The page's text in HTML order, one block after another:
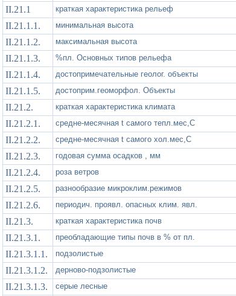
II.21.1
краткая характеристика рельеф
II.21.1.1. минимальная высота
II.21.1.2.
максимальная высота
II.21.1.3.
%пл. Основных типов рельефа
II.21.1.4. достопримечательные геолог. объекты
II.21.1.5. достоприм.геоморфол. Объекты
II.21.2. краткая характеристика климата
II.21.2.1.
средне-месячная t самого тепл.мес,С
II.21.2.2.
средне-месячная t самого хол.мес,С
II.21.2.3.
годовая сумма осадков , мм
II.21.2.4.
роза ветров
II.21.2.5.
разнообразие микроклим.режимов
II.21.2.6.
периодич. проявл. опасных клим. явл.
II.21.3.
краткая характеристика почв
II.21.3.1.
преобладающие типы почв в % от пл.
II.21.3.1.1.
подзолистые
II.21.3.1.2.
дерново-подзолистые
II.21.3.1.3.
серые лесные